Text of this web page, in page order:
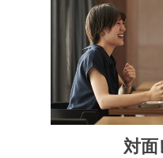
対